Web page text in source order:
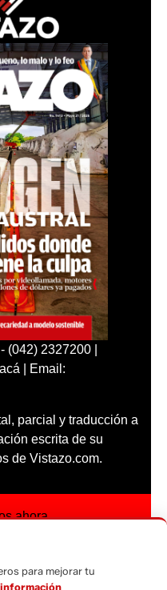
(042) 2327200 |
| Email:
parcial y traducción a
escrita de su
de Vistazo.com.
ahora
para mejorar tu
información